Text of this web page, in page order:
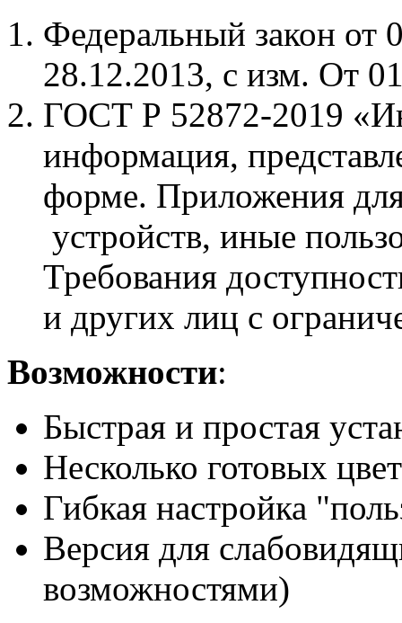
Федеральный закон
28.12.2013, с изм. От
ГОСТ Р 52872-2019
информация,
форме. Приложения
устройств, иные
Требования
и других лиц с
Возможности:
Быстрая и простая
Несколько готовых
Гибкая настройка
Версия для
возможностями)